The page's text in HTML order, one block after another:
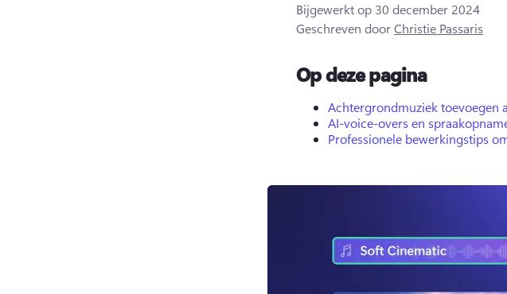
Bijgewerkt op 30 december 2024
Geschreven doorChristie Passaris
Op deze pagina
Achtergrondmuziek toevoegen
AI-voice-overs en
Professionele bewerkingstips